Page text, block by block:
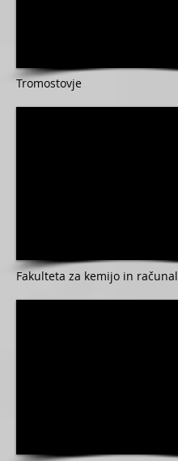
Tromostovje
Fakulteta za kemijo in